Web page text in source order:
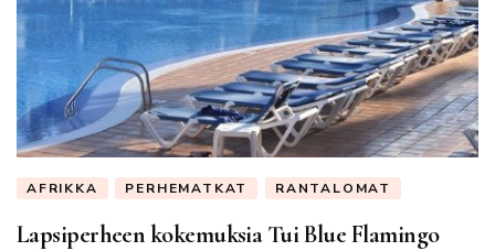
AFRIKKA PERHEMATKAT RANTALOMAT
Lapsiperheen kokemuksia Tui Blue Flamingo